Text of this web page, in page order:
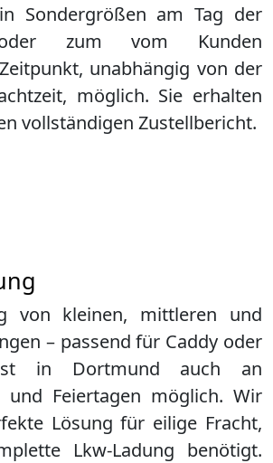
von kleinen, mittleren und
– passend für Caddy oder
in Dortmund auch an
und Feiertagen möglich. Wir
Lösung für eilige Fracht,
Lkw-Ladung benötigt.
Sondergrößen am Tag der
zum vom Kunden
unabhängig von der
möglich. Sie erhalten
vollständigen Zustellbericht.